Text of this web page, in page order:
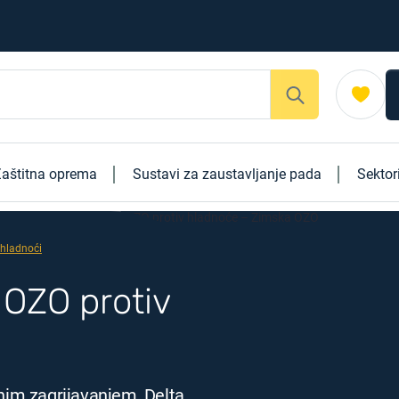
oprema Sustavi za zaustavljanje pada Sektori
protiv